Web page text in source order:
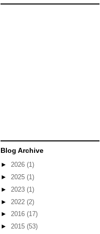
Blog Archive
► 2026 (1)
► 2025 (1)
► 2023 (1)
► 2022 (2)
► 2016 (17)
► 2015 (53)